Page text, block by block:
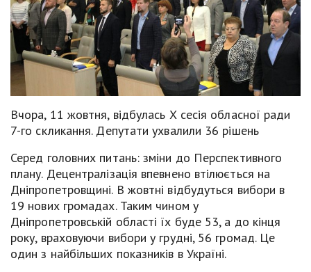
Вчора, 11 жовтня, відбулась Х сесія обласної ради
7-го скликання. Депутати ухвалили 36 рішень
Серед головних питань: зміни до Перспективного
плану. Децентралізація впевнено втілюється на
Дніпропетровщині. В жовтні відбудуться вибори в
19 нових громадах. Таким чином у
Дніпропетровській області їх буде 53, а до кінця
року, враховуючи вибори у грудні, 56 громад. Це
один з найбільших показників в Україні.